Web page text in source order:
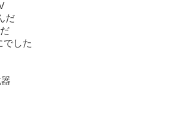
だ
でした